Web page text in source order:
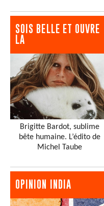
SOIS BELLE ET OUVRE
LA
Brigitte Bardot, sublime
bête humaine. L’édito de
Michel Taube
OPINION INDIA